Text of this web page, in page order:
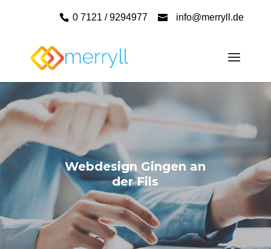
0 7121 / 9294977 info@merryll.de
Webdesign Gingen an
der Fils